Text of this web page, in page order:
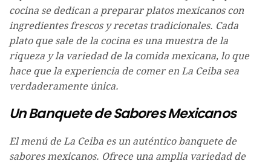
cocina se dedican a preparar platos mexicanos con
ingredientes frescos y recetas tradicionales. Cada
plato que sale de la cocina es una muestra de la
riqueza y la variedad de la comida mexicana, lo que
hace que la experiencia de comer en La Ceiba sea
verdaderamente única.
Un Banquete de Sabores Mexicanos
El menú de La Ceiba es un auténtico banquete de
sabores mexicanos. Ofrece una amplia variedad de